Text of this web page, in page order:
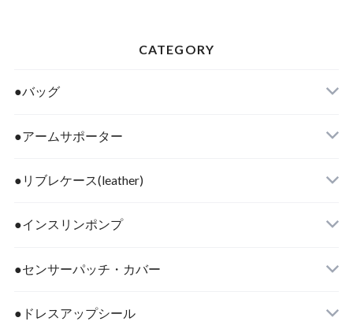
CATEGORY
●バッグ
●アームサポーター
●リブレケース(leather)
●インスリンポンプ
●センサーパッチ・カバー
●ドレスアップシール